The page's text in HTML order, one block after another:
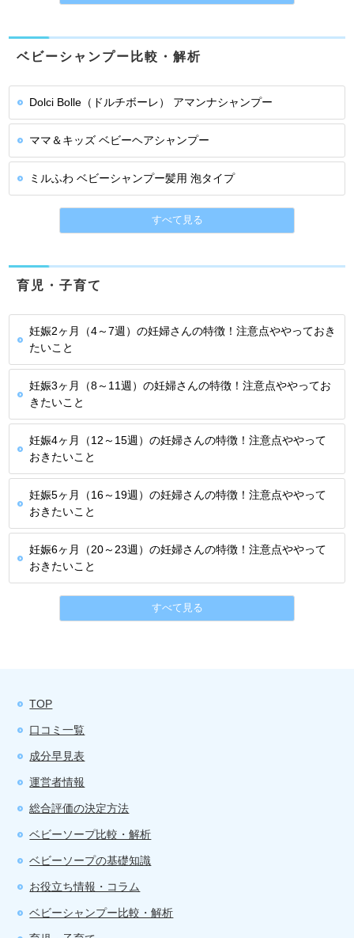
ベビーシャンプー比較・解析
Dolci Bolle（ドルチボーレ） アマンナシャンプー
ママ＆キッズ ベビーヘアシャンプー
ミルふわ ベビーシャンプー髪用 泡タイプ
すべて見る
育児・子育て
妊娠2ヶ月（4～7週）の妊婦さんの特徴！注意点ややっておき
たいこと
妊娠3ヶ月（8～11週）の妊婦さんの特徴！注意点ややってお
きたいこと
妊娠4ヶ月（12～15週）の妊婦さんの特徴！注意点ややって
おきたいこと
妊娠5ヶ月（16～19週）の妊婦さんの特徴！注意点ややって
おきたいこと
妊娠6ヶ月（20～23週）の妊婦さんの特徴！注意点ややって
おきたいこと
すべて見る
TOP
口コミ一覧
成分早見表
運営者情報
総合評価の決定方法
ベビーソープ比較・解析
ベビーソープの基礎知識
お役立ち情報・コラム
ベビーシャンプー比較・解析